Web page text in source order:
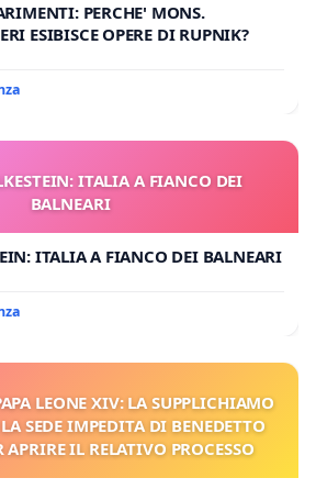
PERCHE' MONS.
ESIBISCE OPERE DI RUPNIK?
ITALIA A FIANCO DEI
BALNEARI
ITALIA A FIANCO DEI BALNEARI
LEONE XIV: LA SUPPLICHIAMO
SEDE IMPEDITA DI BENEDETTO
IL RELATIVO PROCESSO